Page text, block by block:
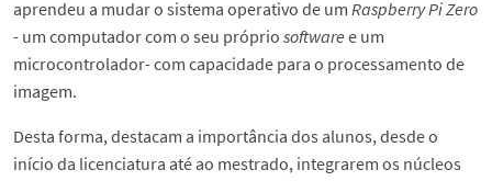
aprendeu a mudar o sistema operativo de um Raspberry Pi Zero
- um computador com o seu próprio software e um
microcontrolador- com capacidade para o processamento de
imagem.
Desta forma, destacam a importância dos alunos, desde o
início da licenciatura até ao mestrado, integrarem os núcleos